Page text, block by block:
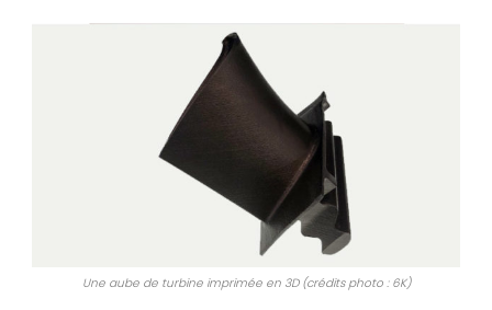
Une aube de turbine imprimée en 3D (crédits photo : 6K)